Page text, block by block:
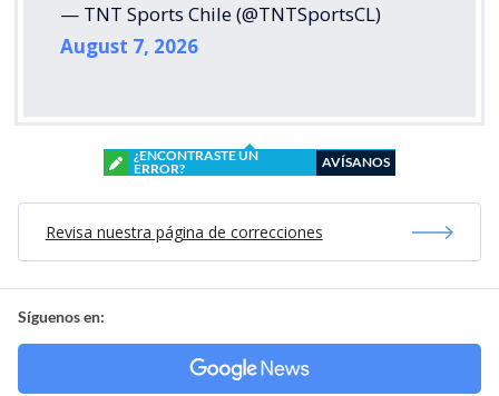
— TNT Sports Chile (@TNTSportsCL)
August 7, 2026
¿ENCONTRASTE UN
ERROR?
AVÍSANOS
Revisa nuestra página de correcciones
Síguenos en: